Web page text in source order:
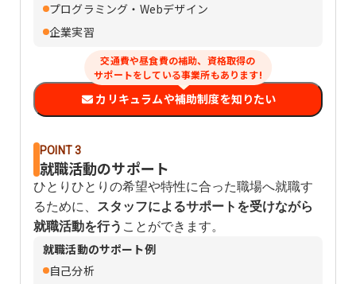
プログラミング・Webデザイン
企業実習
交通費や昼食費の補助、資格取得の
サポートをしている事業所もあります!
カリキュラムや補助制度を知りたい
POINT 3
就職活動のサポート
ひとりひとりの希望や特性に合った職場へ就職す
るために、
スタッフによるサポートを受けながら
就職活動を行う ことができます。
就職活動のサポート例
自己分析